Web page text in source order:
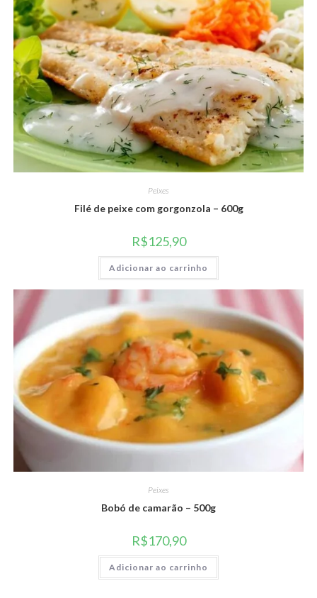
Peixes
Filé de peixe com gorgonzola – 600g
R$125,90
Adicionar ao carrinho
Peixes
Bobó de camarão – 500g
R$170,90
Adicionar ao carrinho